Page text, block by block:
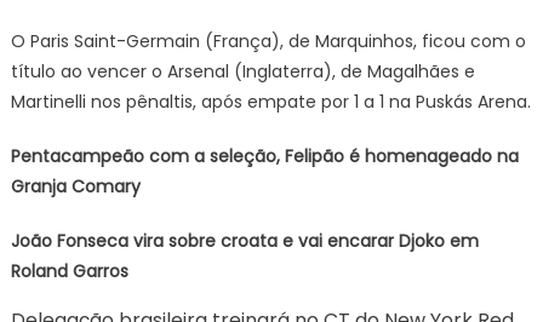
O Paris Saint-Germain (França), de Marquinhos, ficou com o
título ao vencer o Arsenal (Inglaterra), de Magalhães e
Martinelli nos pênaltis, após empate por 1 a 1 na Puskás Arena.
Pentacampeão com a seleção, Felipão é homenageado na
Granja Comary
João Fonseca vira sobre croata e vai encarar Djoko em
Roland Garros